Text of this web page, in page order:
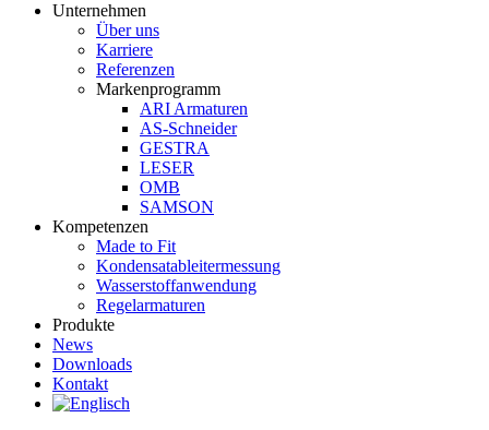
Unternehmen
Über uns
Karriere
Referenzen
Markenprogramm
ARI Armaturen
AS-Schneider
GESTRA
LESER
OMB
SAMSON
Kompetenzen
Made to Fit
Kondensat­ableiter­messung
Wasserstoff­anwendung
Regel­arma­turen
Produkte
News
Downloads
Kontakt